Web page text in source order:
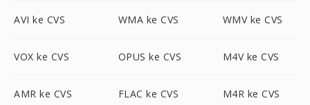
AVI ke CVS WMA ke CVS WMV ke CVS
VOX ke CVS OPUS ke CVS M4V ke CVS
AMR ke CVS FLAC ke CVS M4R ke CVS